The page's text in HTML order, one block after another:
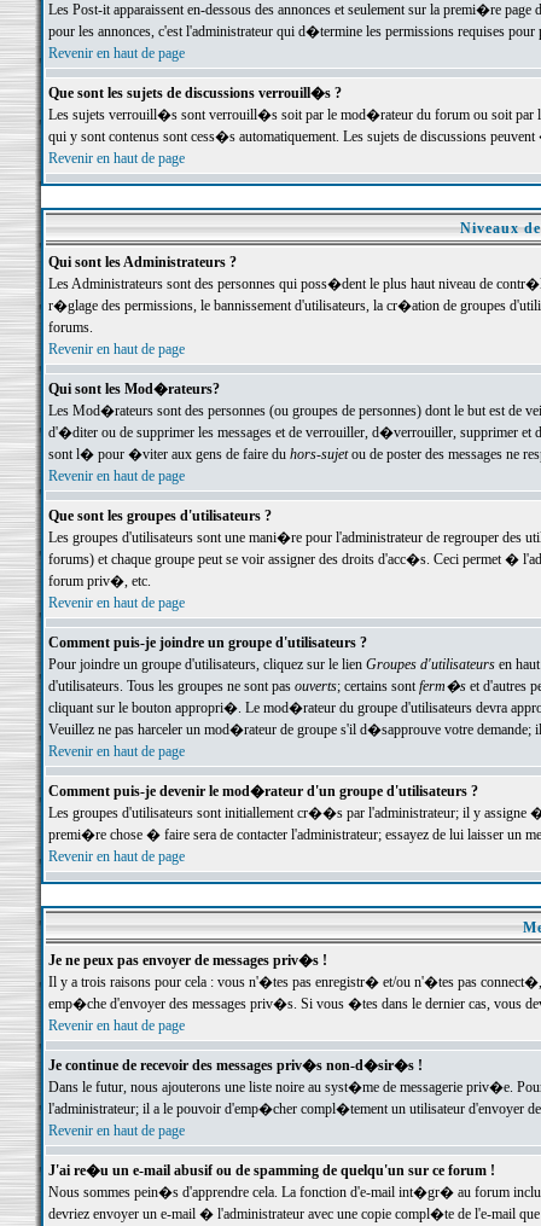
Les Post-it apparaissent en-dessous des annonces et seulement sur la premi�re
pour les annonces, c'est l'administrateur qui d�termine les permissions requises pour
Revenir en haut de page
Que sont les sujets de discussions verrouill�s ?
Les sujets verrouill�s sont verrouill�s soit par le mod�rateur du forum ou soit par
qui y sont contenus sont cess�s automatiquement. Les sujets de discussions
Revenir en haut de page
Niveaux
Qui sont les Administrateurs ?
Les Administrateurs sont des personnes qui poss�dent le plus haut niveau de
r�glage des permissions, le bannissement d'utilisateurs, la cr�ation de groupes
forums.
Revenir en haut de page
Qui sont les Mod�rateurs?
Les Mod�rateurs sont des personnes (ou groupes de personnes) dont le but est de
d'�diter ou de supprimer les messages et de verrouiller, d�verrouiller, supprimer
sont l� pour �viter aux gens de faire du hors-sujetou de poster des messages ne
Revenir en haut de page
Que sont les groupes d'utilisateurs ?
Les groupes d'utilisateurs sont une mani�re pour l'administrateur de regrouper des
forums) et chaque groupe peut se voir assigner des droits d'acc�s. Ceci permet
forum priv�, etc.
Revenir en haut de page
Comment puis-je joindre un groupe d'utilisateurs ?
Pour joindre un groupe d'utilisateurs, cliquez sur le lien Groupes d'utilisateursen haut
d'utilisateurs. Tous les groupes ne sont pas ouverts; certains sontferm�set d'autres
cliquant sur le bouton appropri�. Le mod�rateur du groupe d'utilisateurs devra
Veuillez ne pas harceler un mod�rateur de groupe s'il d�sapprouve votre demande;
Revenir en haut de page
Comment puis-je devenir le mod�rateur d'un groupe d'utilisateurs ?
Les groupes d'utilisateurs sont initiallement cr��s par l'administrateur; il y
premi�re chose � faire sera de contacter l'administrateur; essayez de lui laisser un
Revenir en haut de page
Je ne peux pas envoyer de messages priv�s !
Il y a trois raisons pour cela : vous n'�tes pas enregistr� et/ou n'�tes pas
emp�che d'envoyer des messages priv�s. Si vous �tes dans le dernier cas, vous
Revenir en haut de page
Je continue de recevoir des messages priv�s non-d�sir�s !
Dans le futur, nous ajouterons une liste noire au syst�me de messagerie priv�e.
l'administrateur; il a le pouvoir d'emp�cher compl�tement un utilisateur d'envoyer
Revenir en haut de page
J'ai re�u un e-mail abusif ou de spamming de quelqu'un sur ce forum !
Nous sommes pein�s d'apprendre cela. La fonction d'e-mail int�gr� au forum inclut
devriez envoyer un e-mail � l'administrateur avec une copie compl�te de l'e-mail